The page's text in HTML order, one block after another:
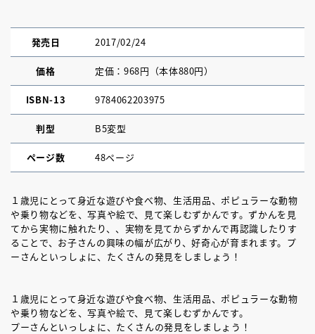
発売日 2017/02/24
価格 定価：968円（本体880円）
ISBN-13 9784062203975
判型 B5変型
ページ数 48ページ
１歳児にとって身近な遊びや食べ物、生活用品、ポピュラーな動物
や乗り物などを、写真や絵で、見て楽しむずかんです。ずかんを見
てから実物に触れたり、、実物を見てからずかんで再認識したりす
ることで、お子さんの興味の幅が広がり、好奇心が育まれます。プ
ーさんといっしょに、たくさんの発見をしましょう！
１歳児にとって身近な遊びや食べ物、生活用品、ポピュラーな動物
や乗り物などを、写真や絵で、見て楽しむずかんです。
プーさんといっしょに、たくさんの発見をしましょう！